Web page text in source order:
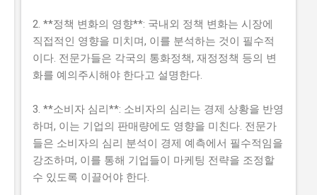
2. **정책 변화의 영향**: 국내외 정책 변화는 시장에
직접적인 영향을 미치며, 이를 분석하는 것이 필수적
이다. 전문가들은 각국의 통화정책, 재정정책 등의 변
화를 예의주시해야 한다고 설명한다.
3. **소비자 심리**: 소비자의 심리는 경제 상황을 반영
하며, 이는 기업의 판매량에도 영향을 미친다. 전문가
들은 소비자의 심리 분석이 경제 예측에서 필수적임을
강조하며, 이를 통해 기업들이 마케팅 전략을 조정할
수 있도록 이끌어야 한다.